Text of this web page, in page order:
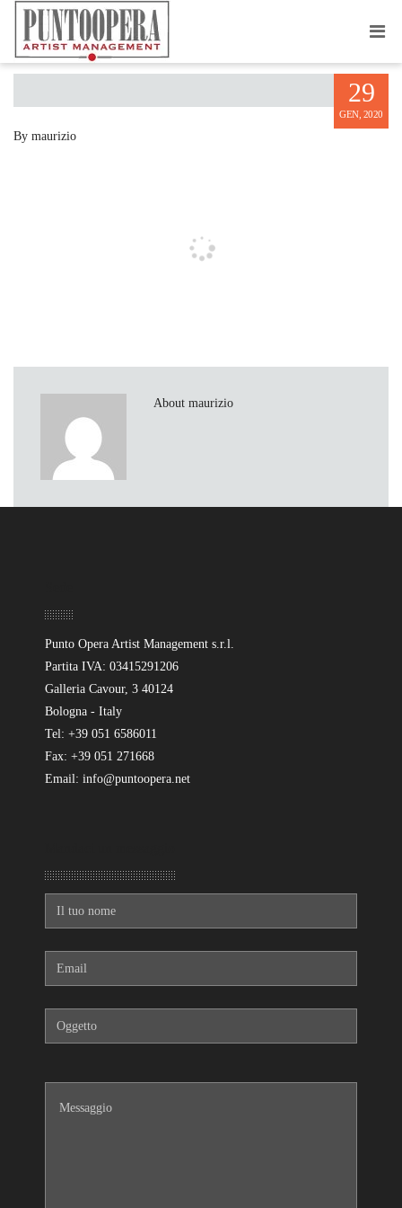
JAMES THOMAS
29
GEN, 2020
By maurizio
About maurizio
Punto Opera Artist Management s.r.l.
Partita IVA: 03415291206
Galleria Cavour, 3 40124
Bologna - Italy
Tel: +39 051 6586011
Fax: +39 051 271668
Email: info@puntoopera.net